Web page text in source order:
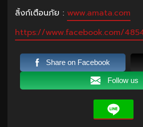
ลิ้งก์เตือนภัย : www.amata.com
https://www.facebook.com/
Share on Facebook
Follow us